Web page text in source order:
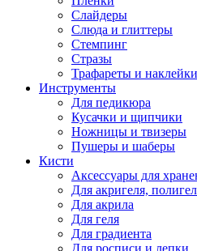
Слайдеры
Слюда и глиттеры
Стемпинг
Стразы
Трафареты и наклейки
Инструменты
Для педикюра
Кусачки и щипчики
Ножницы и твизеры
Пушеры и шаберы
Кисти
Аксессуары для
Для акригеля,
Для акрила
Для геля
Для градиента
Для росписи и лепки